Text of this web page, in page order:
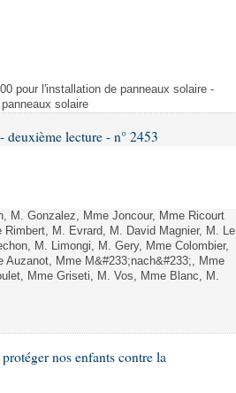
pour l'installation de panneaux solaire -
solaire
lecture - n° 2453
M. Gonzalez, Mme Joncour, Mme Ricourt
M. Evrard, M. David Magnier, M. Le
M. Limongi, M. Gery, Mme Colombier,
Mme M&#233;nach&#233;, Mme
Mme Griseti, M. Vos, Mme Blanc, M.
nos enfants contre la